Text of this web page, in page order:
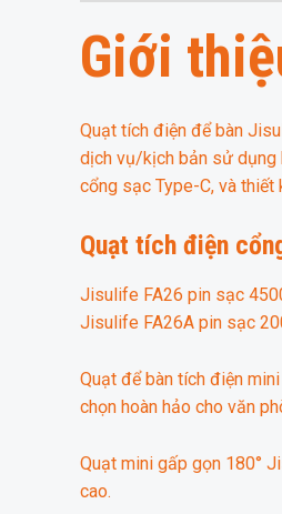
Giới
Quạt tích điện để bàn
dịch vụ/kịch bản sử dụng
cổng sạc Type-C, và thiết
Quạt tích điện
Jisulife FA26 pin sạc
Jisulife FA26A pin sạc
Quạt để bàn tích điện
chọn hoàn hảo cho văn
Quạt mini gấp gọn 180°
cao.